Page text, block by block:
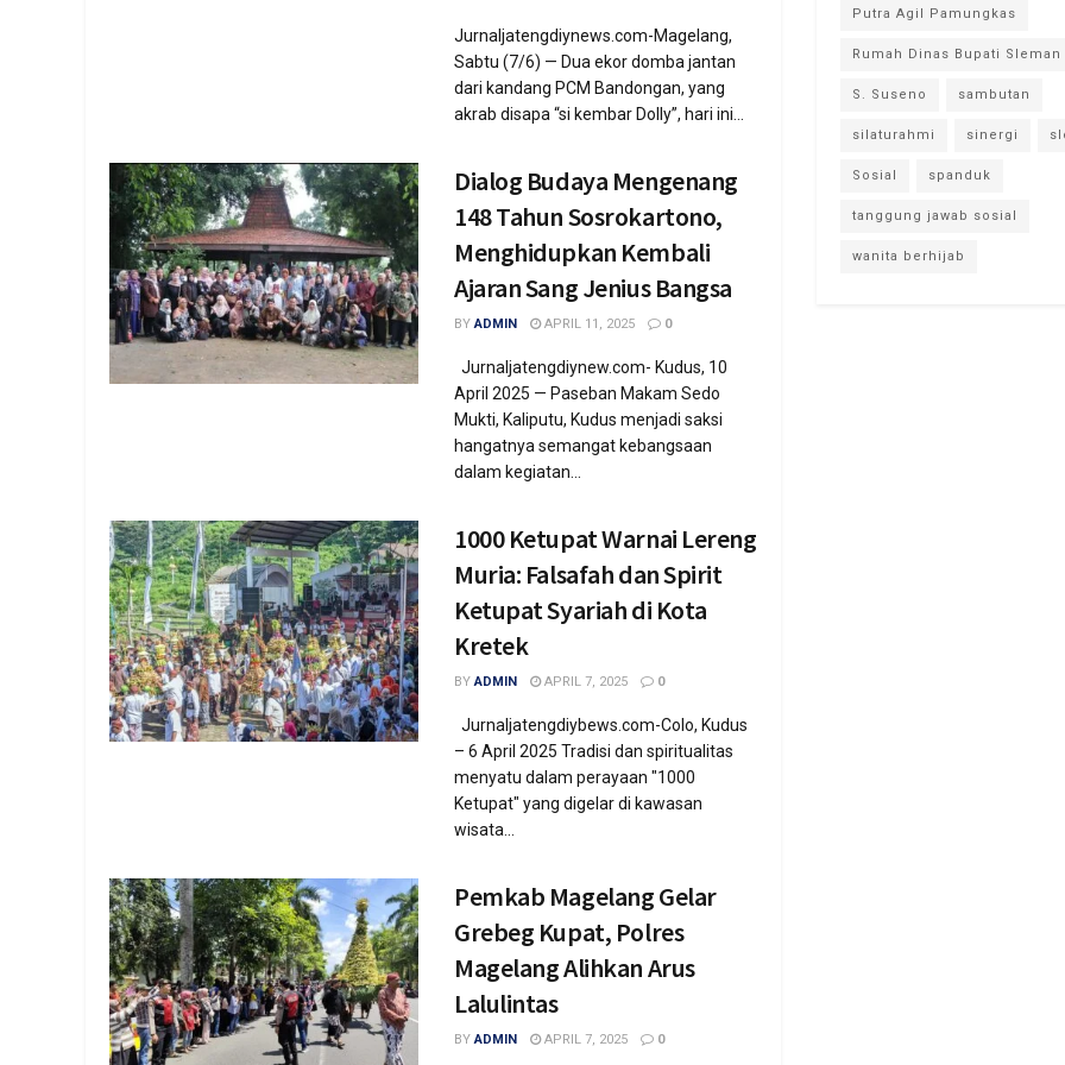
Jurnaljatengdiynews.com-Magelang,
Sabtu (7/6) — Dua ekor domba jantan
dari kandang PCM Bandongan, yang
akrab disapa “si kembar Dolly”, hari ini...
Dialog Budaya Mengenang
148 Tahun Sosrokartono,
Menghidupkan Kembali
Ajaran Sang Jenius Bangsa
BY ADMIN APRIL 11, 2025 0
Jurnaljatengdiynew.com- Kudus, 10
April 2025 — Paseban Makam Sedo
Mukti, Kaliputu, Kudus menjadi saksi
hangatnya semangat kebangsaan
dalam kegiatan...
1000 Ketupat Warnai Lereng
Muria: Falsafah dan Spirit
Ketupat Syariah di Kota
Kretek
BY ADMIN APRIL 7, 2025 0
Jurnaljatengdiybews.com-Colo, Kudus
– 6 April 2025 Tradisi dan spiritualitas
menyatu dalam perayaan "1000
Ketupat" yang digelar di kawasan
wisata...
Pemkab Magelang Gelar
Grebeg Kupat, Polres
Magelang Alihkan Arus
Lalulintas
BY ADMIN APRIL 7, 2025 0
Putra Agil Pamungkas
Rumah Dinas Bupati Sleman
S. Suseno sambutan
silaturahmi sinergi
Sosial spanduk
tanggung jawab sosial
wanita berhijab